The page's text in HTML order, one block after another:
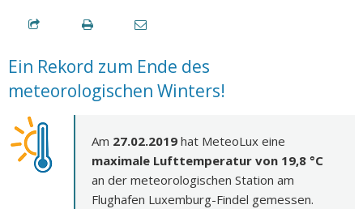
Ein Rekord zum Ende des
meteorologischen Winters!
Am 27.02.2019 hat MeteoLux eine
maximale Lufttemperatur von 19,8 °C
an der meteorologischen Station am
Flughafen Luxemburg-Findel gemessen.